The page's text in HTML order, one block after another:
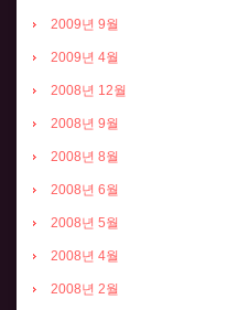
2009년 9월
2009년 4월
2008년 12월
2008년 9월
2008년 8월
2008년 6월
2008년 5월
2008년 4월
2008년 2월